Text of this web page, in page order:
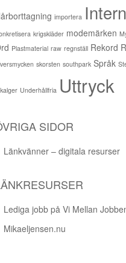
importera
krigskläder modemärken
Plastmaterial raw regnställ Rekord
skorsten southpark Språk
Underhållfria Uttryck
SIDOR
Länkvänner – digitala resurser
Lediga jobb på Vi Mellan
Mikaeljensen.nu